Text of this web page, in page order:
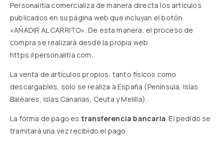
Personalitia comercializa de manera directa los artículos
publicados en su página web que incluyan el botón
«AÑADIR AL CARRITO». De esta manera, el proceso de
compra se realizará desde la propia web
https://personalitia.com.
La venta de artículos propios, tanto físicos como
descargables, solo se realiza a España (Península, Islas
Baleares, Islas Canarias, Ceuta y Melilla).
La forma de pago es transferencia bancaria. El pedido se
tramitará una vez recibido el pago.